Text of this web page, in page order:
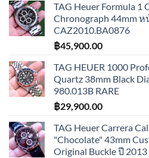
TAG Heuer Formula 1
Chronograph 44mm
CAZ2010.BA0876
฿45,900.00
TAG HEUER 1000
Quartz 38mm Black
980.013B RARE
฿29,900.00
TAG Heuer Carrera
"Chocolate" 43mm
Original Buckle ปี